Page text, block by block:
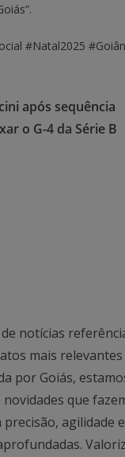
#Natal2025
após sequência
o G-4 da Série B
notícias
mais
por Goiás,
que
precisão,